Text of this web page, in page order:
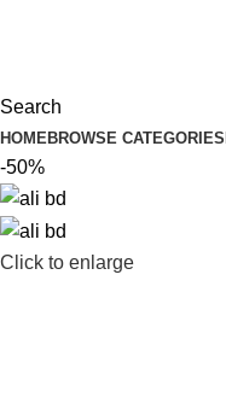
Search
HOMEBROWSE CATEGORIES
-50%
Click to enlarge